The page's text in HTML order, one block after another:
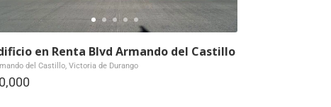
en Renta Blvd Armando del Castillo
del Castillo, Victoria de Durango